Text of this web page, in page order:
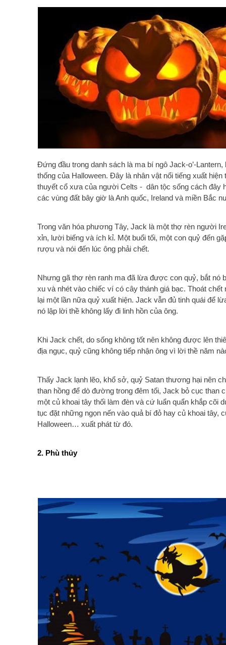
Đứng đầu trong danh sách là ma bí ngô Jack-o’-
thống của Halloween. Đây là nhân vật nổi tiếng xuất hiện
thuyết cổ xưa của người Celts - dân tộc sống cách đây
các vùng đất bây giờ là Anh quốc, Ireland và miền Bắc
Trong văn hóa phương Tây, Jack là một thợ rèn người
xỉn, lười biếng và ích kỉ. Một buổi tối, một con quỷ đến
rượu và nói đến lúc ông phải chết.
Nhưng gã thợ rèn ranh ma đã lừa được con quỷ, bắt nó
xu và nhét vào chiếc ví có cây thánh giá bạc. Thoát chết
lại một lần nữa quỷ xuất hiện. Jack vẫn đủ tinh quái để
nó lập lời thề không lấy đi linh hồn của ông.
Khi Jack chết, do sống không tốt nên không được lên
địa ngục, quỷ cũng không tiếp nhận ông vì lời thề năm
Thấy Jack lạnh lẽo, khổ sở, quỷ Satan thương hại nên
than hồng để dò đường trong đêm tối, Jack bỏ cục than
một củ khoai tây thối làm đèn và cứ luẩn quẩn khắp cõi
tục đặt những ngọn nến vào quả bí đỏ hay củ khoai tây,
Halloween… xuất phát từ đó.
2. Phù thủy